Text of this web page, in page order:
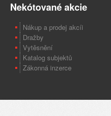
Nekótované akcie
Nákup a prodej akcíi
Dražby
Vytěsnění
Katalog subjektů
Zákonná inzerce